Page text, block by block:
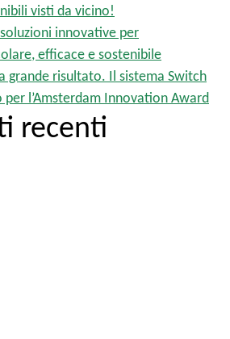
visti da vicino!
innovative per
efficace e sostenibile
grande risultato. Il sistema Switch
l’Amsterdam Innovation Award
recenti